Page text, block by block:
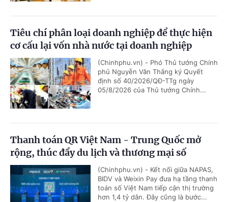
Tiêu chí phân loại doanh nghiệp để thực hiện
cơ cấu lại vốn nhà nước tại doanh nghiệp
(Chinhphu.vn) - Phó Thủ tướng Chính
phủ Nguyễn Văn Thắng ký Quyết
định số 40/2026/QĐ-TTg ngày
05/8/2026 của Thủ tướng Chính...
Thanh toán QR Việt Nam - Trung Quốc mở
rộng, thúc đẩy du lịch và thương mại số
(Chinhphu.vn) - Kết nối giữa NAPAS,
BIDV và Weixin Pay đưa hạ tầng thanh
toán số Việt Nam tiếp cận thị trường
hơn 1,4 tỷ dân. Đây cũng là bước...